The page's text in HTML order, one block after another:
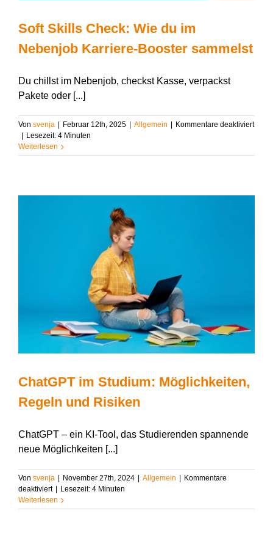
Soft Skills Check: Wie du im
Nebenjob Karriere-Booster sammelst
Du chillst im Nebenjob, checkst Kasse, verpackst
Pakete oder [...]
Von svenja | Februar 12th, 2025 | Allgemein | Kommentare deaktiviertfür
| Lesezeit: 4 Minuten
Weiterlesen
ChatGPT im Studium: Möglichkeiten,
Regeln und Risiken
ChatGPT – ein KI-Tool, das Studierenden spannende
neue Möglichkeiten [...]
Von svenja | November 27th, 2024 | Allgemein | Kommentare
deaktiviertfür
ChatGPT
im
| Lesezeit: 4 Minuten
Weiterlesen